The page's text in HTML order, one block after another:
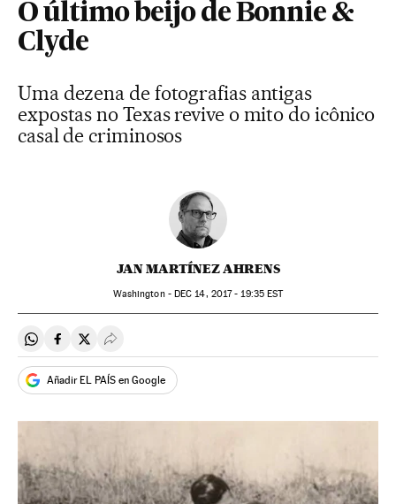
O último beijo de Bonnie &
Clyde
Uma dezena de fotografias antigas
expostas no Texas revive o mito do icônico
casal de criminosos
JAN MARTÍNEZ AHRENS
Washington - DEC 14, 2017 - 19:35EST
Compartir en Whatsapp
Compartir en Facebook
Compartir en Twitter
Desplegar Redes Sociales
Añadir EL PAÍS en Google